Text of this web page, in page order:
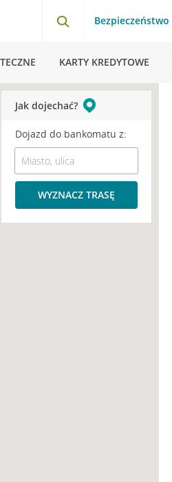
Bezpieczeństwo
KARTY KREDYTOWE
Jak dojechać?
Dojazd do bankomatu z:
WYZNACZ TRASĘ